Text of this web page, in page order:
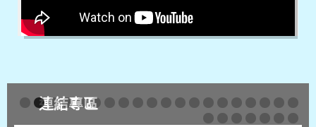
連結專區
1 2 3 4 5 6 7 8 9 10 11 12 13 14 15 16 17 18 19
20
21
22 23 24 25 26 27